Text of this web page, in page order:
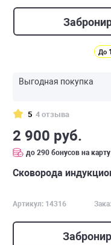
До
Выгодная покупка
5 4 отзыва
2 900 руб.
до 290 бонусов на карту
Сковорода
Артикул: 14316